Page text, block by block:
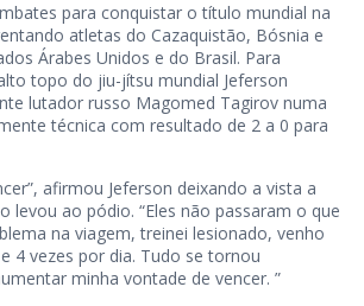
para conquistar o título mundial na
atletas do Cazaquistão, Bósnia e
Árabes Unidos e do Brasil. Para
topo do jiu-jítsu mundial Jeferson
lutador russo Magomed Tagirov numa
técnica com resultado de 2 a 0 para
afirmou Jeferson deixando a vista a
levou ao pódio. “Eles não passaram o que
na viagem, treinei lesionado, venho
4 vezes por dia. Tudo se tornou
minha vontade de vencer. ”